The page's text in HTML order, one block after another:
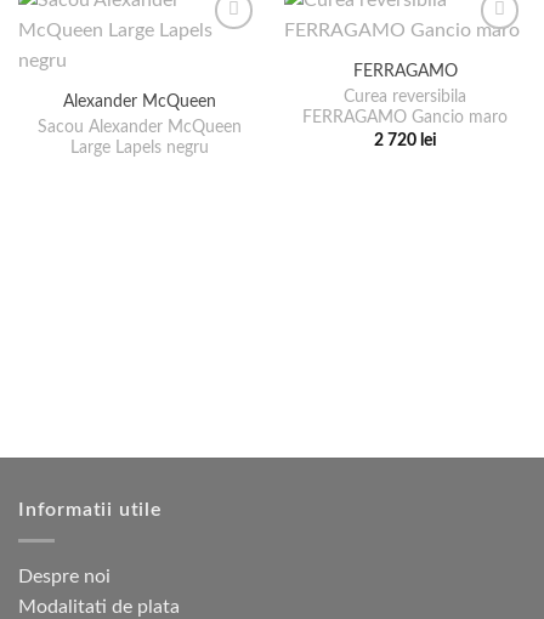
Alexander McQueen
Sacou Alexander McQueen
Large Lapels negru
FERRAGAMO
Curea reversibila
FERRAGAMO Gancio maro
2 720 lei
Informatii utile
Despre noi
Modalitati de plata